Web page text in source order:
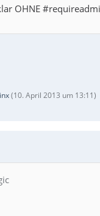
OHNE
(10. April 2013 um 13:11)